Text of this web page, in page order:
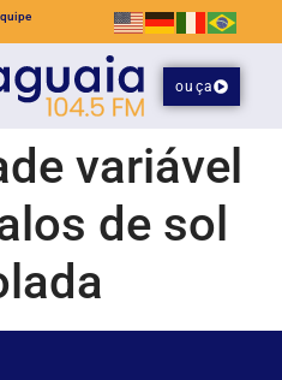
ouça
variável
de sol